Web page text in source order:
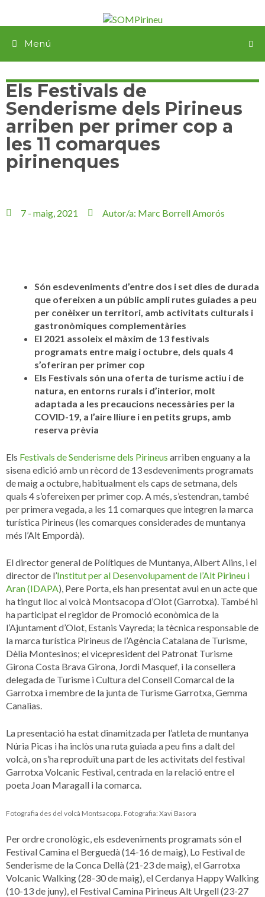
Menú
Els Festivals de
Senderisme dels Pirineus
arriben per primer cop a
les 11 comarques
pirinenques
7 - maig, 2021 Autor/a: Marc Borrell Amorós
Són esdeveniments d’entre dos i set dies de durada
que ofereixen a un públic ampli rutes guiades a peu
per conèixer un territori, amb activitats culturals i
gastronòmiques complementàries
El 2021 assoleix el màxim de 13 festivals
programats entre maig i octubre, dels quals 4
s’oferiran per primer cop
Els Festivals són una oferta de turisme actiu i de
natura, en entorns rurals i d’interior, molt
adaptada a les precaucions necessàries per la
COVID-19, a l’aire lliure i en petits grups, amb
reserva prèvia
Els Festivals de Senderisme dels Pirineus arriben enguany a la
sisena edició amb un rècord de 13 esdeveniments programats
de maig a octubre, habitualment els caps de setmana, dels
quals 4 s’ofereixen per primer cop. A més, s’estendran, també
per primera vegada, a les 11 comarques que integren la marca
turística Pirineus (les comarques considerades de muntanya
més l’Alt Empordà).
El director general de Polítiques de Muntanya, Albert Alins, i el
director de l’Institut per al Desenvolupament de l’Alt Pirineu i
Aran (IDAPA), Pere Porta, els han presentat avui en un acte que
ha tingut lloc al volcà Montsacopa d’Olot (Garrotxa). També hi
ha participat el regidor de Promoció econòmica de la
l’Ajuntament d’Olot, Estanis Vayreda; la tècnica responsable de
la marca turística Pirineus de l’Agència Catalana de Turisme,
Dèlia Montesinos; el vicepresident del Patronat Turisme
Girona Costa Brava Girona, Jordi Masquef, i la consellera
delegada de Turisme i Cultura del Consell Comarcal de la
Garrotxa i membre de la junta de Turisme Garrotxa, Gemma
Canalias.
La presentació ha estat dinamitzada per l’atleta de muntanya
Núria Picas i ha inclòs una ruta guiada a peu fins a dalt del
volcà, on s’ha reproduït una part de les activitats del festival
Garrotxa Volcanic Festival, centrada en la relació entre el
poeta Joan Maragall i la comarca.
Fotografia des del volcà Montsacopa. Fotografia: Xavi Basora
Per ordre cronològic, els esdeveniments programats són el
Festival Camina el Berguedà (14-16 de maig), Lo Festival de
Senderisme de la Conca Dellà (21-23 de maig), el Garrotxa
Volcanic Walking (28-30 de maig), el Cerdanya Happy Walking
(10-13 de juny), el Festival Camina Pirineus Alt Urgell (23-27